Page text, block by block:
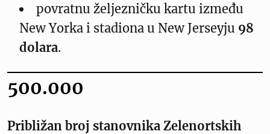
povratnu željezničku kartu između
New Yorka i stadiona u New Jerseyju 98
dolara.
500.000
Približan broj stanovnika Zelenortskih